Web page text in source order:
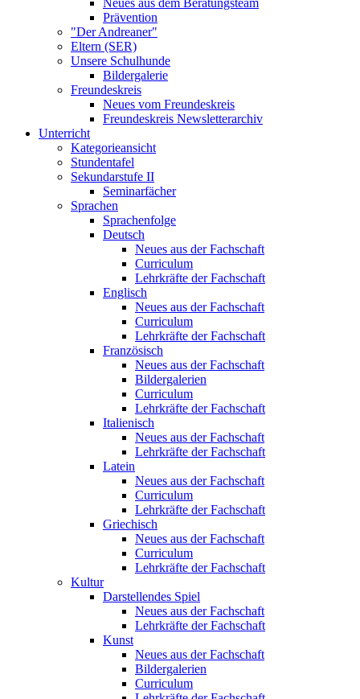
Neues aus dem Beratungsteam
Prävention
"Der Andreaner"
Eltern (SER)
Unsere Schulhunde
Bildergalerie
Freundeskreis
Neues vom Freundeskreis
Freundeskreis Newsletterarchiv
Unterricht
Kategorieansicht
Stundentafel
Sekundarstufe II
Seminarfächer
Sprachen
Sprachenfolge
Deutsch
Neues aus der Fachschaft
Curriculum
Lehrkräfte der Fachschaft
Englisch
Neues aus der Fachschaft
Curriculum
Lehrkräfte der Fachschaft
Französisch
Neues aus der Fachschaft
Bildergalerien
Curriculum
Lehrkräfte der Fachschaft
Italienisch
Neues aus der Fachschaft
Lehrkräfte der Fachschaft
Latein
Neues aus der Fachschaft
Curriculum
Lehrkräfte der Fachschaft
Griechisch
Neues aus der Fachschaft
Curriculum
Lehrkräfte der Fachschaft
Kultur
Darstellendes Spiel
Neues aus der Fachschaft
Lehrkräfte der Fachschaft
Kunst
Neues aus der Fachschaft
Bildergalerien
Curriculum